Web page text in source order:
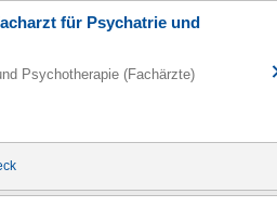
für Psychatrie und
Psychotherapie (Fachärzte)